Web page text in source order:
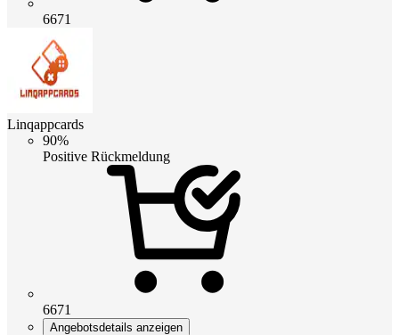
6671
Linqappcards
90%
Positive Rückmeldung
6671
Angebotsdetails anzeigen